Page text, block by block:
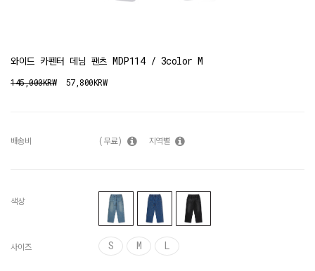
와이드 카펜터 데님 팬츠 MDP114 / 3color M
145,000KRW 57,800KRW
배송비 (무료) 지역별
색상
사이즈 S M L